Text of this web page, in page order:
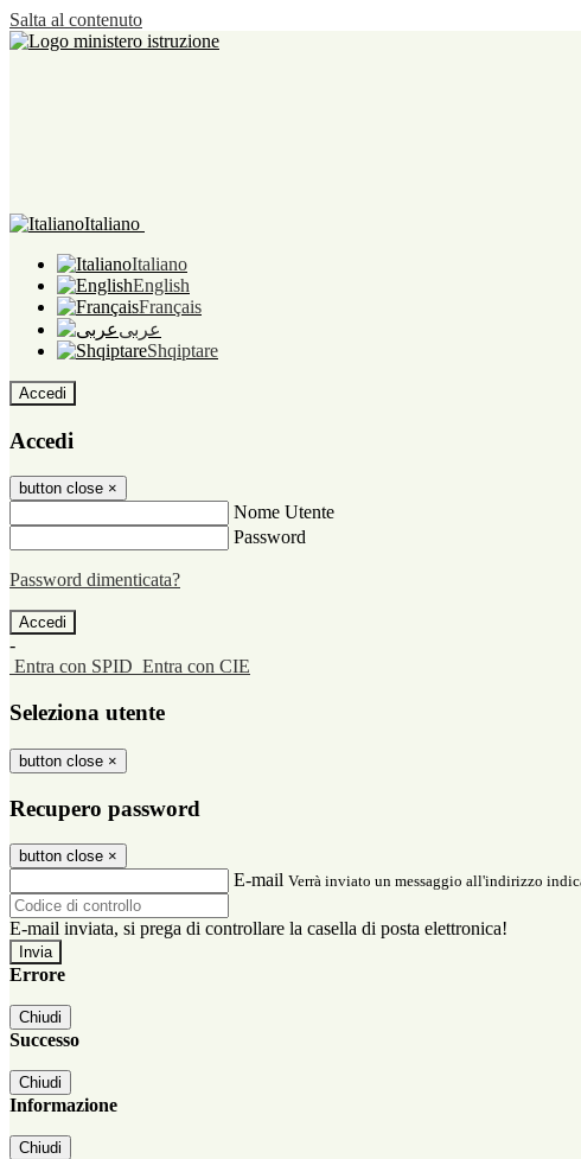
Salta al contenuto
Italiano
Italiano
English
Français
عربى
Shqiptare
Accedi
Accedi
button close ×
Nome Utente
Password
Password dimenticata?
-
Entra con SPID Entra con CIE
Seleziona utente
button close ×
Recupero password
button close ×
E-mail Verrà inviato un messaggio all'indirizzo
E-mail inviata, si prega di controllare la casella di posta elettronica!
Errore
Chiudi
Successo
Chiudi
Informazione
Chiudi